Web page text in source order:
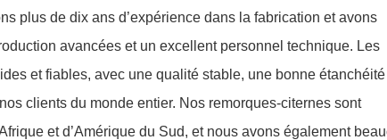
plus de dix ans d’expérience dans la fabrication et avons
avancées et un excellent personnel technique. Les
et fiables, avec une qualité stable, une bonne étanchéité
clients du monde entier. Nos remorques-citernes sont
et d’Amérique du Sud, et nous avons également